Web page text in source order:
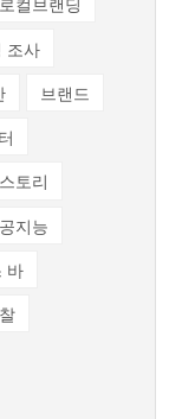
조사
브랜드
스토리
지능
바